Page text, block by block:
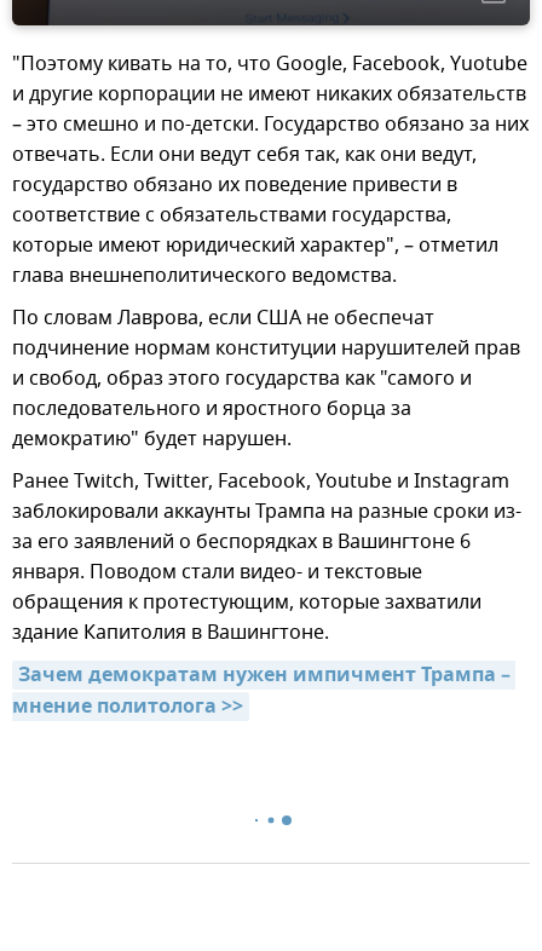
"Поэтому кивать на то, что Google, Facebook, Yuotube
и другие корпорации не имеют никаких обязательств
– это смешно и по-детски. Государство обязано за них
отвечать. Если они ведут себя так, как они ведут,
государство обязано их поведение привести в
соответствие с обязательствами государства,
которые имеют юридический характер", – отметил
глава внешнеполитического ведомства.
По словам Лаврова, если США не обеспечат
подчинение нормам конституции нарушителей прав
и свобод, образ этого государства как "самого и
последовательного и яростного борца за
демократию" будет нарушен.
Ранее Twitch, Twitter, Facebook, Youtube и Instagram
заблокировали аккаунты Трампа на разные сроки из-
за его заявлений о беспорядках в Вашингтоне 6
января. Поводом стали видео- и текстовые
обращения к протестующим, которые захватили
здание Капитолия в Вашингтоне.
Зачем демократам нужен импичмент Трампа –
мнение политолога >>